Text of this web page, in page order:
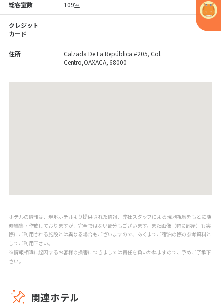
総客室数 109室
クレジット
カード
-
住所
Calzada De La República #205, Col.
Centro,OAXACA, 68000
ホテルの情報は、現地ホテルより提供された情報、弊社スタッフによる現地視察をもとに随
時編集・作成しておりますが、完全ではない部分もございます。また画像（特に部屋）も実
際にご利用される施設とは異なる場合もございますので、あくまでご宿泊の際の参考資料と
してご利用下さい。
※情報相違に起因するお客様の損害につきましては責任を負いかねますので、予めご了承下
さい。
関連ホテル